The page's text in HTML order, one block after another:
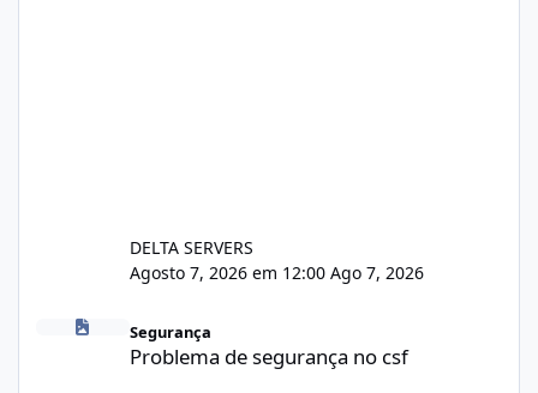
DELTA SERVERS
Agosto 7, 2026 em 12:00 Ago 7, 2026
Problema de segurança no csf
Segurança
Problema de segurança no csf